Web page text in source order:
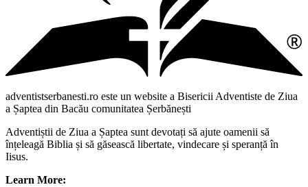
adventistserbanesti.ro este un website a Bisericii Adventiste de Ziua
a Șaptea din Bacău comunitatea Șerbănești
Adventiștii de Ziua a Șaptea sunt devotați să ajute oamenii să
înțeleagă Biblia și să găsească libertate, vindecare și speranță în
Iisus.
Learn More: